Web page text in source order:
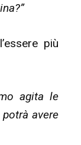
l’essere più
agita le
avere